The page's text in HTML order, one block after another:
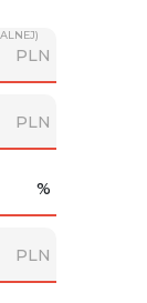
PLN
PLN
%
PLN